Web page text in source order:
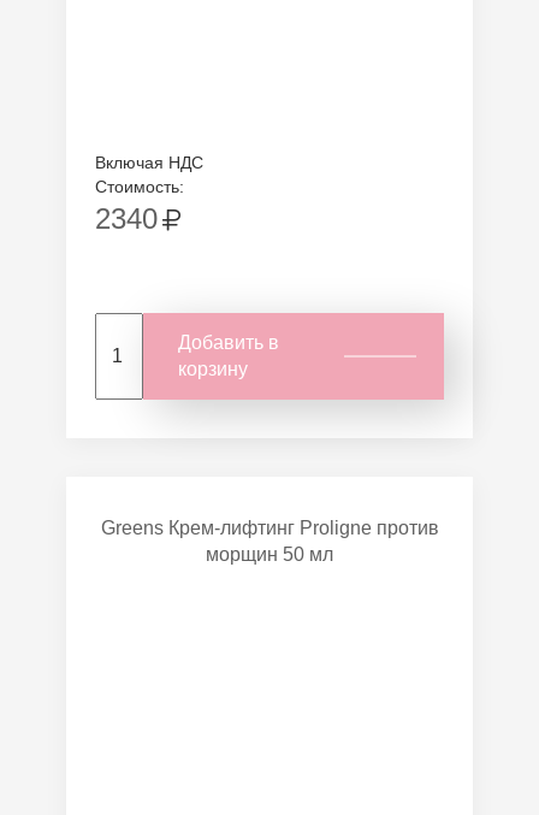
Включая НДС
Стоимость:
2340
Добавить в
корзину
Greens Крем-лифтинг Proligne против
морщин 50 мл